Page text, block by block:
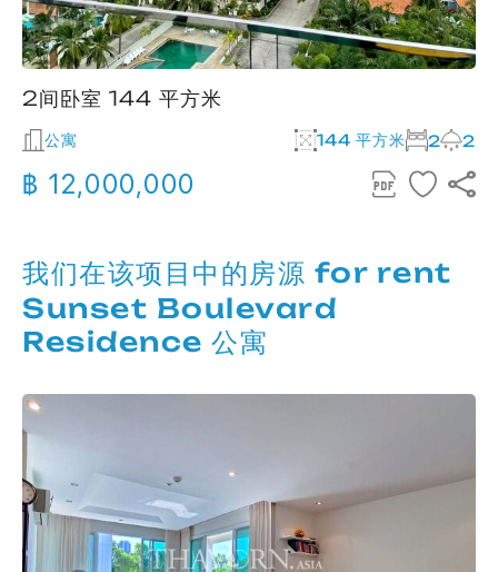
2间卧室 144 平方米
公寓 144 平方米 2 2
฿ 12,000,000
我们在该项目中的房源 for rent
Sunset Boulevard
Residence 公寓